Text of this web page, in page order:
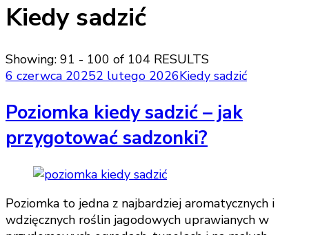
Kiedy sadzić
Showing: 91 - 100 of 104 RESULTS
6 czerwca 20252 lutego 2026Kiedy sadzić
Poziomka kiedy sadzić – jak
przygotować sadzonki?
Poziomka to jedna z najbardziej aromatycznych i
wdzięcznych roślin jagodowych uprawianych w